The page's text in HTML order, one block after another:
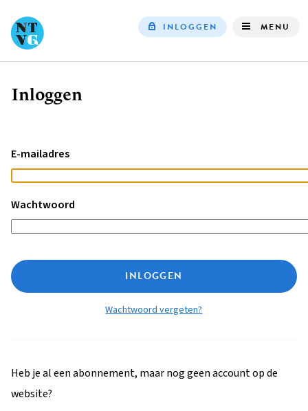
INLOGGEN MENU
Kruimelpad
Inloggen
E-mailadres
Wachtwoord
INLOGGEN
Wachtwoord vergeten?
Heb je al een abonnement, maar nog geen account op de
website?